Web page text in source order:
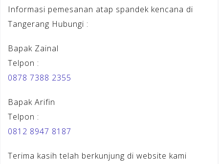
Informasi pemesanan atap spandek kencana di
Tangerang Hubungi :
Bapak Zainal
Telpon :
0878 7388 2355
Bapak Arifin
Telpon :
0812 8947 8187
Terima kasih telah berkunjung di website kami